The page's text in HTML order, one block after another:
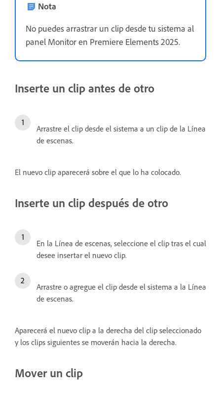
Nota
No puedes arrastrar un clip desde tu sistema al
panel Monitor en Premiere Elements 2025.
Inserte un clip antes de otro
Arrastre el clip desde el sistema a un clip de la Línea
de escenas.
El nuevo clip aparecerá sobre el que lo ha colocado.
Inserte un clip después de otro
En la Línea de escenas, seleccione el clip tras el cual
desee insertar el nuevo clip.
Arrastre o agregue el clip desde el sistema a la Línea
de escenas.
Aparecerá el nuevo clip a la derecha del clip seleccionado
y los clips siguientes se moverán hacia la derecha.
Mover un clip